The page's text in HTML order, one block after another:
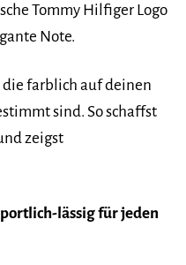
Tommy Hilfiger Logo
Note.
die farblich auf deinen
sind. So schaffst
zeigst
lässig für jeden